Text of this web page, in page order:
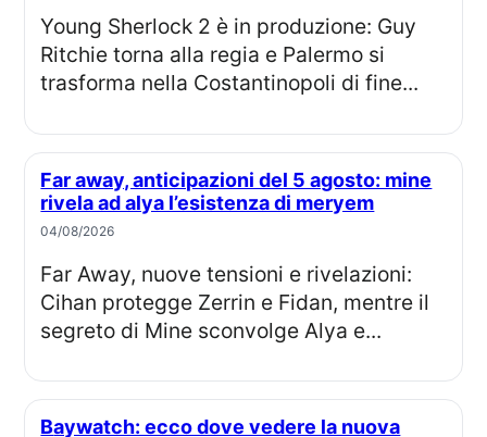
Young Sherlock 2 è in produzione: Guy
Ritchie torna alla regia e Palermo si
trasforma nella Costantinopoli di fine...
Far away, anticipazioni del 5 agosto: mine
rivela ad alya l’esistenza di meryem
04/08/2026
Far Away, nuove tensioni e rivelazioni:
Cihan protegge Zerrin e Fidan, mentre il
segreto di Mine sconvolge Alya e...
Baywatch: ecco dove vedere la nuova